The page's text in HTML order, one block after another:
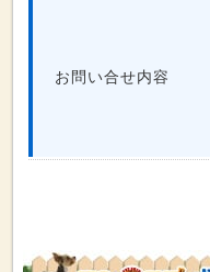
お問い合せ内容